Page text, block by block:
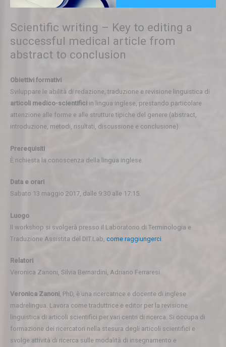
Scientific writing – Key to editing a
successful medical article from
abstract to conclusion
Obiettivi formativi
Sviluppare le abilità di redazione, traduzione e revisione linguistica di
articoli medico-scientifici in lingua inglese, prestando particolare
attenzione alle forme e alle strutture tipiche del genere (abstract,
introduzione, metodi, risultati, discussione e conclusione).
Prerequisiti
È richiesta la conoscenza della lingua inglese.
Data e orari
Sabato 13 maggio 2017, dalle 9:30 alle 17:15.
Luogo
Il workshop si svolgerà presso il Laboratorio di Terminologia e
Traduzione Assistita del DIT.Lab, come raggiungerci
Relatori
Veronica Zanoni, Silvia Bernardini, Adriano Ferraresi.
Veronica Zanoni, PhD, è una ricercatrice e docente di inglese
madrelingua. Lavora come traduttrice e editor per la revisione
linguistica di articoli scientifici per vari centri di ricerca. Si occupa di
formazione dei ricercatori nella stesura degli articoli scientifici e
svolge attività di ricerca sulle modalità di insegnamento e